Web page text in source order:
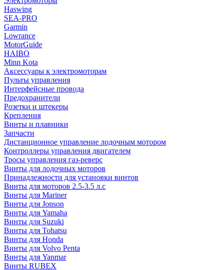
Haswing
SEA-PRO
Garmin
Lowrance
MotorGuide
HAIBO
Minn Kota
Аксессуары к электромоторам
Пульты управления
Интерфейсные провода
Предохранители
Розетки и штекеры
Крепления
Винты и плавники
Запчасти
Дистанционное управление лодочным мотором
Контроллеры управления двигателем
Тросы управления газ-реверс
Винты для лодочных моторов
Принадлежности для установки винтов
Винты для моторов 2.5-3.5 л.с
Винты для Mariner
Винты для Jonson
Винты для Yamaha
Винты для Suzuki
Винты для Tohatsu
Винты для Honda
Винты для Volvo Penta
Винты для Yanmar
Винты RUBEX